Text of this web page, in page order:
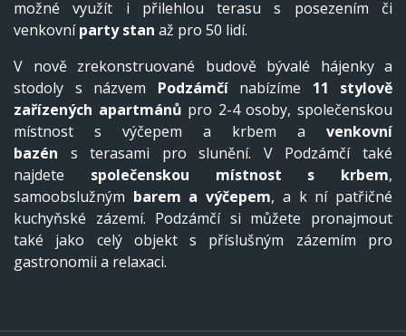
možné využít i přilehlou terasu s posezením či
venkovníparty stan až pro 50 lidí.
V nově zrekonstruované budově bývalé hájenky a
stodoly s názvem Podzámčínabízíme 11 stylově
zařízených apartmánů pro 2-4 osoby, společenskou
místnost s výčepem a krbem a venkovní
bazén s terasami pro slunění. V Podzámčí také
najdete společenskou místnost s krbem,
samoobslužným barem a výčepem, a k ní patřičné
kuchyňské zázemí. Podzámčí si můžete pronajmout
také jako celý objekt s příslušným zázemím pro
gastronomii a relaxaci.